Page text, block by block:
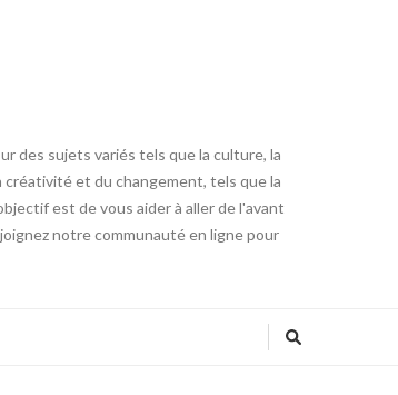
des sujets variés tels que la culture, la
et du changement, tels que la
est de vous aider à aller de l'avant
notre communauté en ligne pour